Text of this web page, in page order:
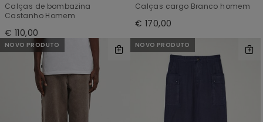
Calças de bombazina
Castanho Homem
€ 110,00
Calças cargo Branco homem
€ 170,00
NOVO PRODUTO NOVO PRODUTO